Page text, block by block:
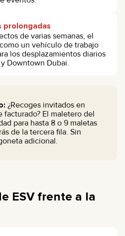
prolongadas
de varias semanas, el
un vehículo de trabajo
los desplazamientos diarios
Downtown Dubai.
¿Recoges invitados en
facturado? El maletero del
para hasta 8 o 9 maletas
de la tercera fila. Sin
adicional.
ESV frente a la